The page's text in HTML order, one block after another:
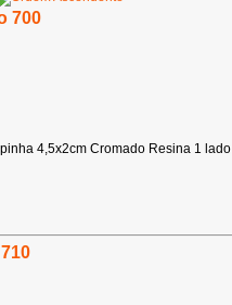
700
4,5x2cm Cromado Resina 1 lado